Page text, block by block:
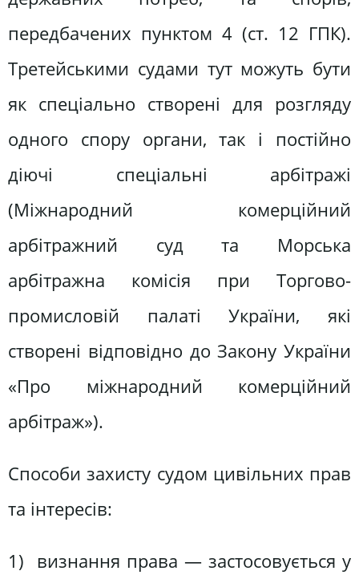
передбачених пунктом 4 (ст. 12 ГПК).
Третейськими судами тут можуть бути
як спеціально створені для розгляду
одного спору органи, так і постійно
діючі спеціальні арбітражі
(Міжнародний комерційний
арбітражний суд та Морська
арбітражна комісія при Торгово-
промисловій палаті України, які
створені відповідно до Закону України
«Про міжнародний комерційний
арбітраж»).
Способи захисту судом цивільних прав
та інтересів:
1) визнання права — застосовується у